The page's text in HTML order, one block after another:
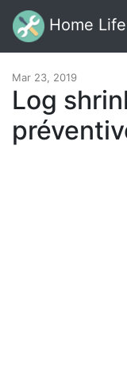
Home
Mar 23, 2019
Log